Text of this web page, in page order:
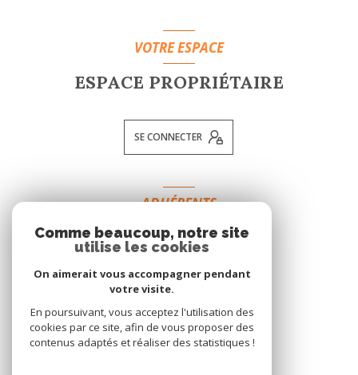
VOTRE ESPACE
ESPACE PROPRIÉTAIRE
SE CONNECTER
ADHÉRENTS
NOUS ADHÉRONS
Comme beaucoup, notre site
utilise les cookies
On aimerait vous accompagner pendant
votre visite.
En poursuivant, vous acceptez l'utilisation des
cookies par ce site, afin de vous proposer des
contenus adaptés et réaliser des statistiques !